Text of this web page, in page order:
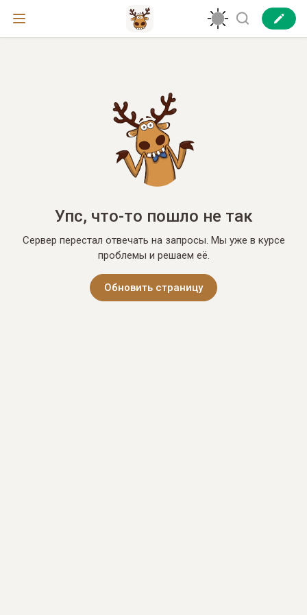
Упс, что-то пошло не так
Сервер перестал отвечать на запросы. Мы уже в курсе
проблемы и решаем её.
Обновить страницу